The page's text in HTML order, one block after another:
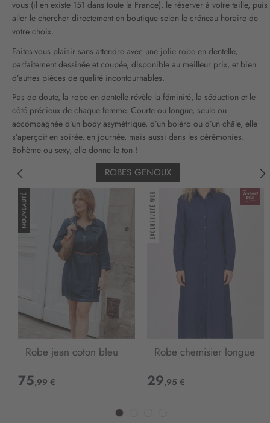
vous (il en existe 151 dans toute la France), le réserver à votre taille, puis
aller le chercher directement en boutique selon le créneau horaire de
votre choix.
Faites-vous plaisir sans attendre avec une jolie robe en dentelle,
parfaitement dessinée et coupée, disponible au meilleur prix, et bien
d’autres pièces de qualité incontournables.
Pas de doute, la robe en dentelle révèle la féminité, la séduction et le
côté précieux de chaque femme. Courte ou longue, seule ou
accompagnée d’un body asymétrique, d’un boléro ou d’un châle, elle
s’aperçoit en soirée, en journée, mais aussi dans les cérémonies.
Bohème ou sexy, elle donne le ton !
ROBES GENOUX
Robe jean coton bleu
75,99 €
Robe chemisier longue
29,95 €